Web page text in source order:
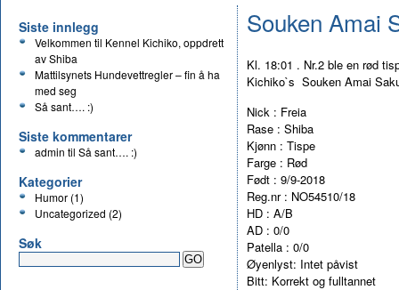
Souken Amai
Kl. 18:01 . Nr.2 ble en rød
Kichiko`s Souken Amai
Nick : Freia
Rase : Shiba
Kjønn : Tispe
Farge : Rød
Født : 9/9-2018
Reg.nr : NO54510/18
HD : A/B
AD : 0/0
Patella : 0/0
Øyenlyst: Intet påvist
Bitt: Korrekt og fulltannet
Siste innlegg
Velkommen til Kennel Kichiko, oppdrett
av Shiba
Mattilsynets Hundevettregler – fin å ha
med seg
Så sant…. :)
Siste kommentarer
admin til Så sant…. :)
Kategorier
Humor (1)
Uncategorized (2)
Søk